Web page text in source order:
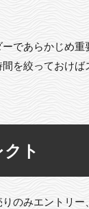
であらかじめ重
を絞っておけば
ト
のみエントリー